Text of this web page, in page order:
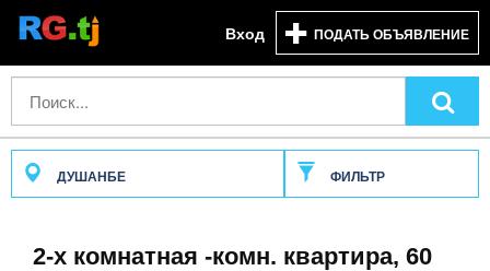
Вход ПОДАТЬ ОБЪЯВЛЕНИЕ
ДУШАНБЕ ФИЛЬТР
2-х комнатная -комн. квартира, 60